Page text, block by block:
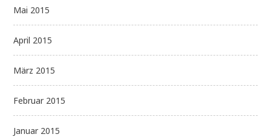
Mai 2015
April 2015
März 2015
Februar 2015
Januar 2015